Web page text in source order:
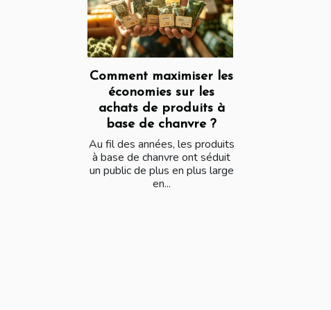
Comment maximiser les
économies sur les
achats de produits à
base de chanvre ?
Au fil des années, les produits
à base de chanvre ont séduit
un public de plus en plus large
en...